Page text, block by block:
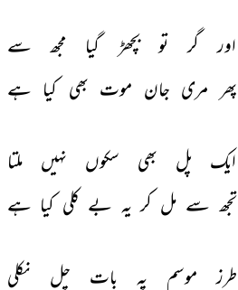
اور گر تو بچھڑ گیا مجھ
سے
پھر مری جان موت بھی کیا ہے
ایک پل بھی سکوں نہیں
ملتا
تجھ سے مل کر یہ بے کلی کیا ہے
طرز موسم پہ بات چل
نکلی